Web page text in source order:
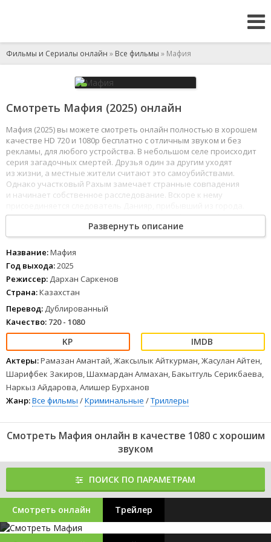
Фильмы и Сериалы онлайн » Все фильмы » Мафия
Смотреть Мафия (2025) онлайн
Мафия (2025) вы можете смотреть онлайн полностью в хорошем
качестве HD 720 и 1080p бесплатно с отличным звуком и без
рекламы, для любого устройства. В небольшом селе происходит
серия загадочных смертей. Друзья один за другим уходят
из жизни, а местные жители считают это самоубийствами.
Однако участковый Рахым замечает странные совпадения
и начинает собственное расследование. Вскоре к нему
Вместе они выходят на след жестокого серийного убийцы.
Развернуть описание
Название:Мафия
Год выхода:2025
Режиссер: Дархан Саркенов
Страна:Казахстан
Перевод: Дублированный
Качество: 720 - 1080
Актеры:Рамазан Амантай, Жаксылык Айткурман, Жасулан Айтен,
Шарифбек Закиров, Шахмардан Алмахан, Бакытгуль Серикбаева,
Наркыз Айдарова, Алишер Бурханов
Жанр:Все фильмы /Криминальные /Триллеры
Смотреть Мафия онлайн в качестве 1080 с хорошим
звуком
ПОИСК ПО ПАРАМЕТРАМ
Смотреть онлайн Трейлер